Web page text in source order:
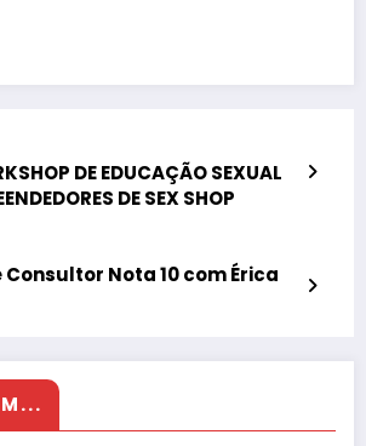
DE EDUCAÇÃO SEXUAL
DE SEX SHOP
Consultor Nota 10 com Érica